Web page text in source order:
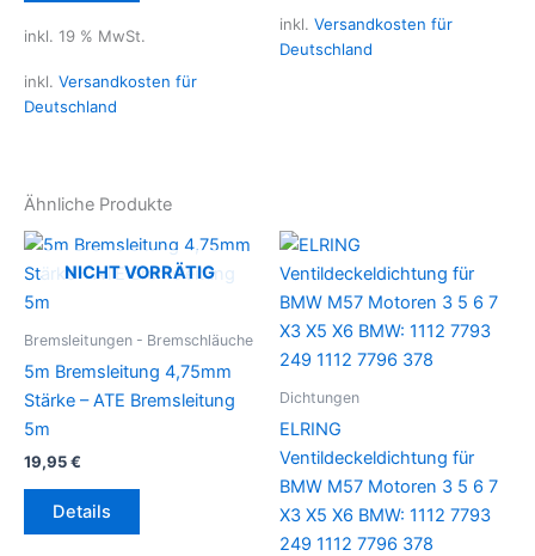
inkl. 19 % MwSt.
inkl. Versandkosten für
Deutschland
inkl. Versandkosten für
Deutschland
Ähnliche Produkte
NICHT VORRÄTIG
Bremsleitungen - Bremschläuche
5m Bremsleitung 4,75mm
Stärke – ATE Bremsleitung
5m
19,95€
Details
Dichtungen
ELRING
Ventildeckeldichtung für
BMW M57 Motoren 3 5 6 7
X3 X5 X6 BMW: 1112 7793
249 1112 7796 378